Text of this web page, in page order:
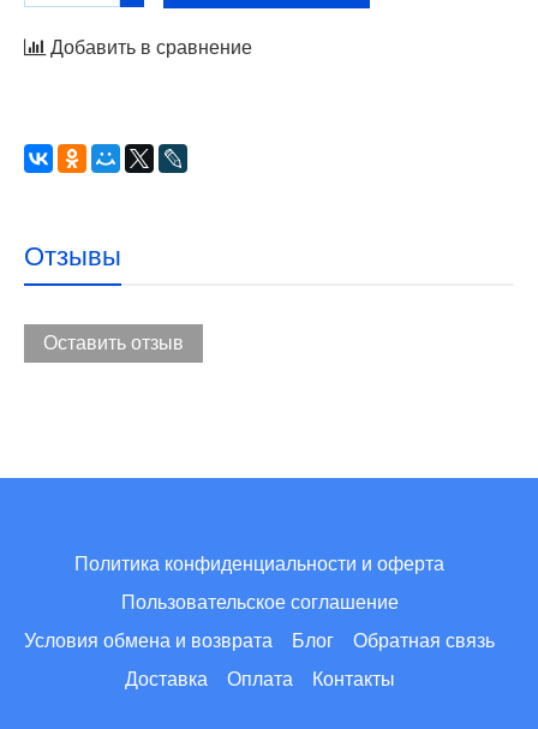
Добавить в сравнение
Отзывы
Оставить отзыв
Политика конфиденциальности и оферта
Пользовательское соглашение
Условия обмена и возврата
Блог
Обратная связь
Доставка
Оплата Контакты